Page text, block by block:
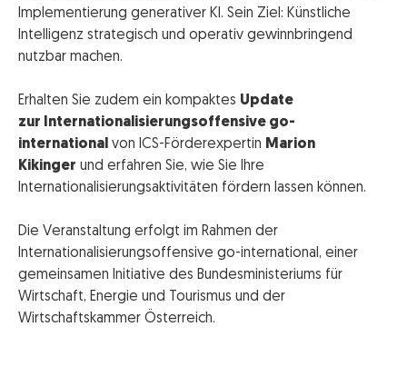
Implementierung generativer KI. Sein Ziel: Künstliche
Intelligenz strategisch und operativ gewinnbringend
nutzbar machen.
Erhalten Sie zudem ein kompaktes Update
zur Internationalisierungsoffensive go-
international von ICS-Förderexpertin Marion
Kikinger und erfahren Sie, wie Sie Ihre
Internationalisierungsaktivitäten fördern lassen können.
Die Veranstaltung erfolgt im Rahmen der
Internationalisierungsoffensive go-international, einer
gemeinsamen Initiative des Bundesministeriums für
Wirtschaft, Energie und Tourismus und der
Wirtschaftskammer Österreich.